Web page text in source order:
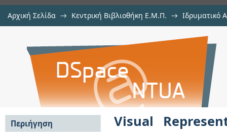
Αρχική Σελίδα → Κεντρική Βιβλιοθήκη Ε.Μ.Π. → Ιδρυματικό
Visual Representation Learning
Visual
Περιήγηση